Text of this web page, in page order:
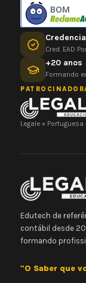
BOM
Cred. EAD
+20 anos
Formando
Legale ×
Edutech de
contábil desde
formando
"O Saber que